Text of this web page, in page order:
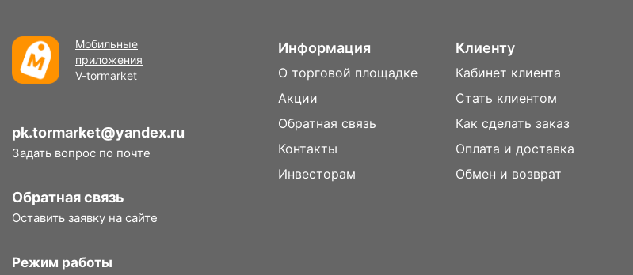
Мобильные
приложения
V-tormarket
pk.tormarket@yandex.ru
Задать вопрос по почте
Обратная связь
Оставить заявку на сайте
Режим работы
Информация
О торговой площадке
Акции
Обратная связь
Контакты
Инвесторам
Клиенту
Кабинет клиента
Стать клиентом
Как сделать заказ
Оплата и доставка
Обмен и возврат